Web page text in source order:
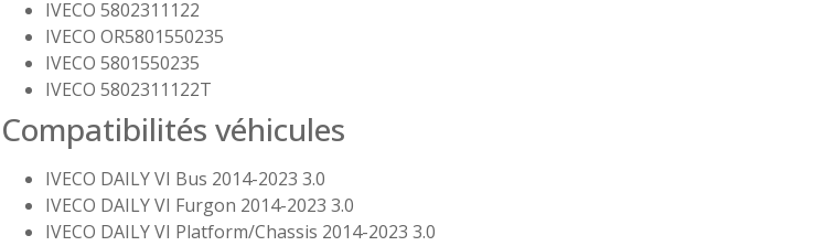
IVECO 5802311122
IVECO OR5801550235
IVECO 5801550235
IVECO 5802311122T
Compatibilités véhicules
IVECO DAILY VI Bus 2014-2023 3.0
IVECO DAILY VI Furgon 2014-2023 3.0
IVECO DAILY VI Platform/Chassis 2014-2023 3.0